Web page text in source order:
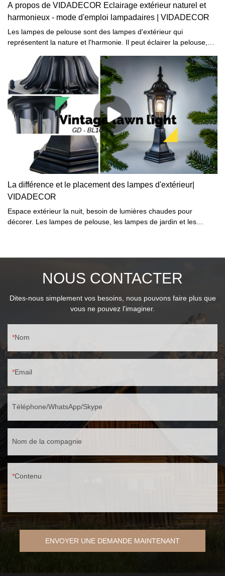
A propos de VIDADECOR Eclairage extérieur naturel et
harmonieux - mode d'emploi lampadaires | VIDADECOR
Les lampes de pelouse sont des lampes d'extérieur qui
représentent la nature et l'harmonie. Il peut éclairer la pelouse,
nuit. Dans le même temps, les lampes de pelouse peuvent
également créer différentes atmosphères grâce à différentes
couleurs. Par exemple, les lumières de pelouse vertes peuvent
rendre les gens naturels et calmes, tandis que les lumières de
pelouse rouges peuvent rendre les gens enthousiastes et
énergiques. Les lampes de pelouse ont également des styles
créatifs, tels que des formes sphériques et pétales, qui peuvent
augmenter l'effet décoratif de l'espace extérieur.Si vous êtes
intéressé par ces lampes, vous pouvez consulter les
détailssales01@goldenlights.com +8613825562311
La différence et le placement des lampes d'extérieur|
VIDADECOR
Espace extérieur la nuit, besoin de lumières chaudes pour
décorer. Les lampes de pelouse, les lampes de jardin et les
NOUS CONTACTER
Dites-nous simplement vos besoins, nous pouvons faire plus que
vous ne pouvez l'imaginer.
Nom
Email
Téléphone/WhatsApp/Skype
Nom de la compagnie
Contenu
ENVOYER UNE DEMANDE MAINTENANT